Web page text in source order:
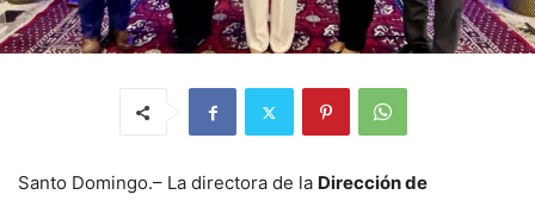
Santo Domingo.– La directora de la Dirección de